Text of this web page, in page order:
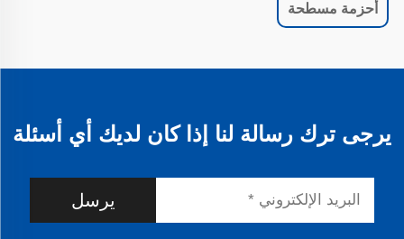
أحزمة مسطحة
يرجى ترك رسالة لنا إذا كان لديك أي أسئلة
يرسل